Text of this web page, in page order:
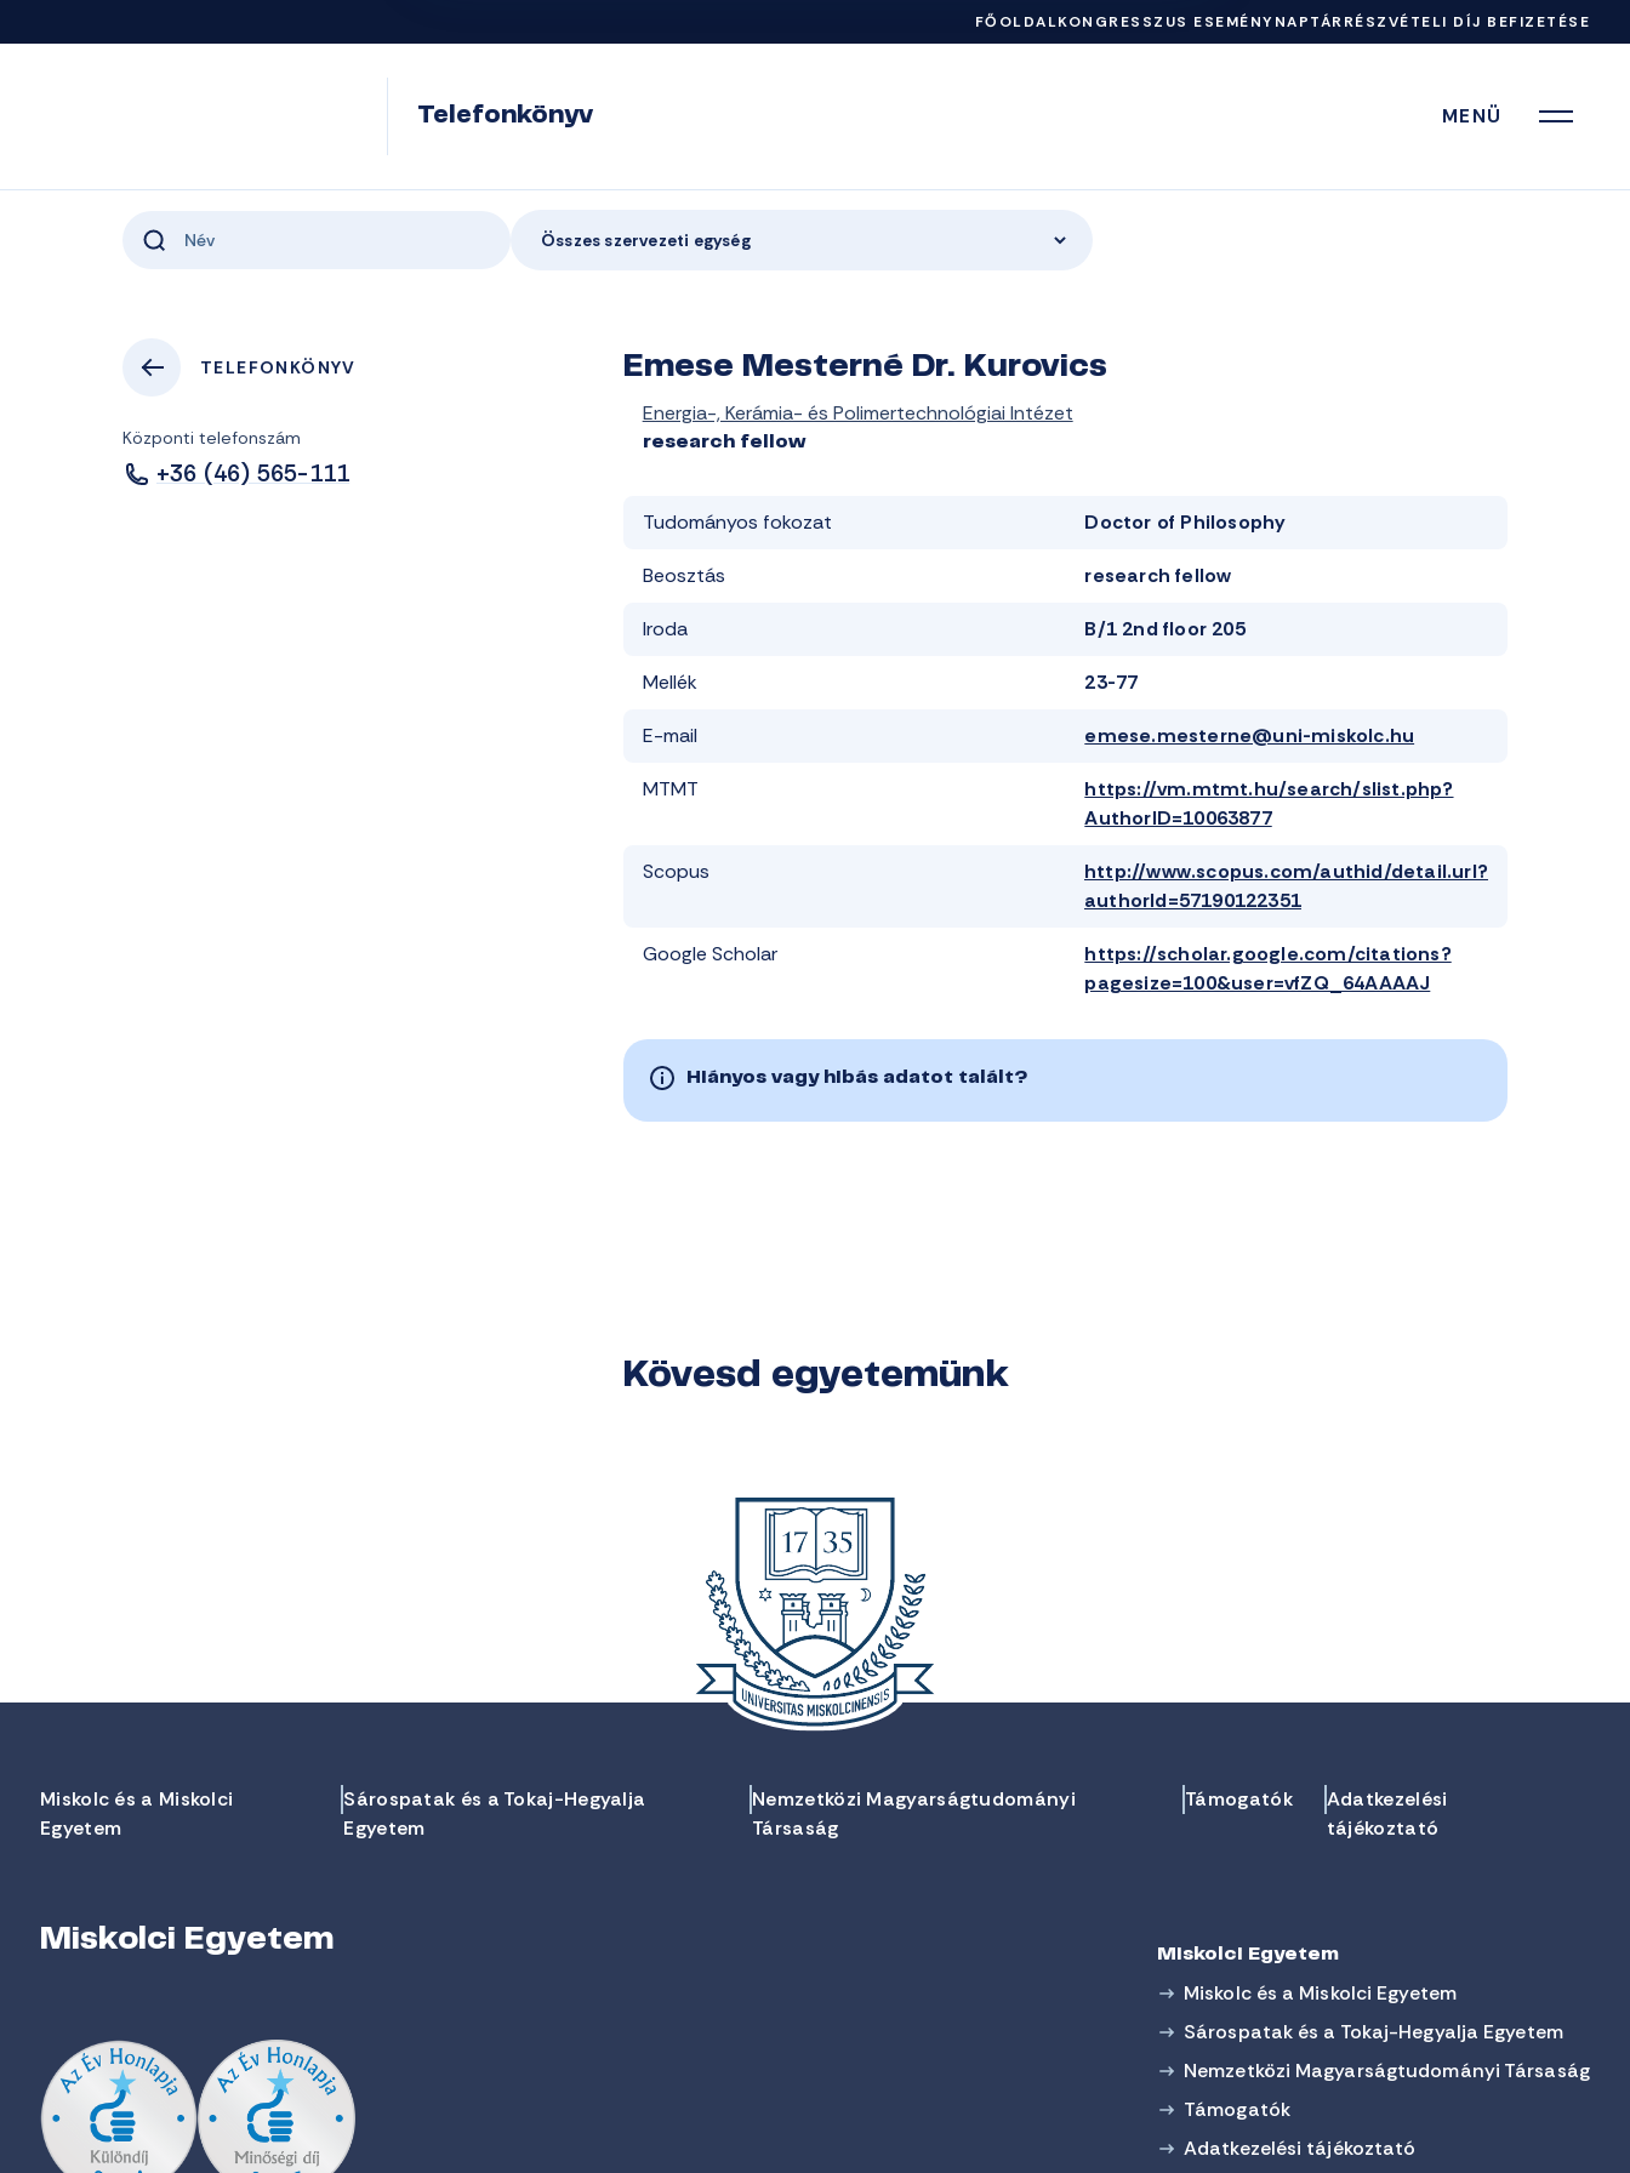
FŐOLDALKONGRESSZUS ESEMÉNYNAPTÁRRÉSZVÉTELI DÍJ BEFIZETÉSE
Telefonkönyv MENÜ
Összes szervezeti egység
TELEFONKÖNYV
Központi telefonszám
+36 (46) 565-111
Emese Mesterné Dr. Kurovics
Energia-, Kerámia- és Polimertechnológiai Intézet
research fellow
Tudományos fokozat Doctor of Philosophy
Beosztás research fellow
Iroda B/1 2nd floor 205
Mellék 23-77
E-mail emese.mesterne@uni-miskolc.hu
MTMT
https://vm.mtmt.hu/search/slist.php?
AuthorID=10063877
Scopus
http://www.scopus.com/authid/detail.url?
authorId=57190122351
Google Scholar
https://scholar.google.com/citations?
pagesize=100&user=vfZQ_64AAAAJ
Hiányos vagy hibás adatot talált?
Kövesd egyetemünk
Miskolc és a Miskolci
Egyetem
Sárospatak és a Tokaj-Hegyalja
Egyetem
Nemzetközi Magyarságtudományi
Társaság
Támogatók
Adatkezelési
tájékoztató
Miskolci Egyetem Miskolci Egyetem
Miskolc és a Miskolci Egyetem
Sárospatak és a Tokaj-Hegyalja Egyetem
Nemzetközi Magyarságtudományi Társaság
Támogatók
Adatkezelési tájékoztató